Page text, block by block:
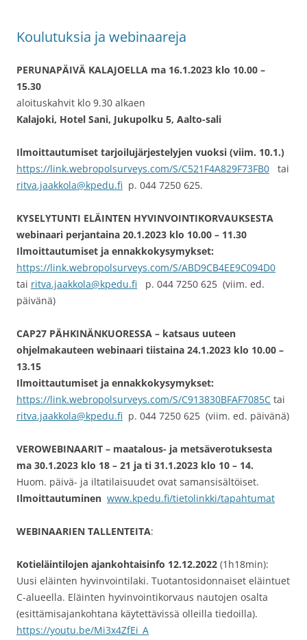
Koulutuksia ja webinaareja
PERUNAPÄIVÄ KALAJOELLA ma 16.1.2023 klo 10.00 –
15.30
aloituskahvit klo 9.30 alkaen
Kalajoki, Hotel Sani, Jukupolku 5, Aalto-sali
Ilmoittautumiset tarjoilujärjestelyjen vuoksi (viim. 10.1.)
https://link.webropolsurveys.com/S/C521F4A829F73FB0 tai
ritva.jaakkola@kpedu.fi p. 044 7250 625.
KYSELYTUNTI ELÄINTEN HYVINVOINTIKORVAUKSESTA
webinaari perjantaina 20.1.2023 klo 10.00 – 11.30
Ilmoittautumiset ja ennakkokysymykset:
https://link.webropolsurveys.com/S/ABD9CB4EE9C094D0
tai ritva.jaakkola@kpedu.fi p. 044 7250 625 (viim. ed.
päivänä)
CAP27 PÄHKINÄNKUORESSA – katsaus uuteen
ohjelmakauteen webinaari tiistaina 24.1.2023 klo 10.00 –
13.15
Ilmoittautumiset ja ennakkokysymykset:
https://link.webropolsurveys.com/S/C913830BFAF7085C tai
ritva.jaakkola@kpedu.fi p. 044 7250 625 (viim. ed. päivänä)
VEROWEBINAARIT – maatalous- ja metsäverotuksesta
ma 30.1.2023 klo 18 – 21 ja ti 31.1.2023 klo 10 – 14.
Huom. päivä- ja iltatilaisuudet ovat samansisältöiset.
Ilmoittautuminen www.kpedu.fi/tietolinkki/tapahtumat
WEBINAARIEN TALLENTEITA:
Kotieläintilojen ajankohtaisinfo 12.12.2022 (1h18min):
Uusi eläinten hyvinvointilaki. Tuotantosidonnaiset eläintuet
C-alueella. Eläinten hyvinvointikorvaus nautojen osalta
(esittämisajankohtana käytettävissä olleilla tiedoilla).
https://youtu.be/Mi3x4ZfEi_A